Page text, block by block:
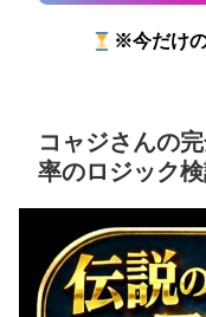
※今だけ
コャジさんの
率のロジック